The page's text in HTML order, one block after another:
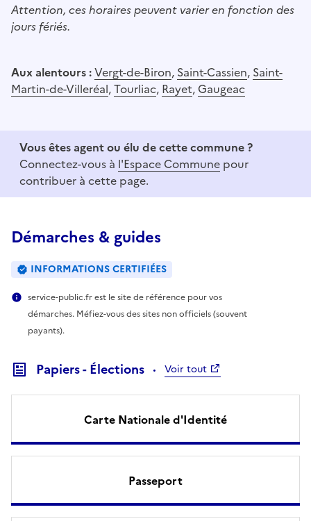
Attention, ces horaires peuvent varier en fonction des
jours fériés.
Aux alentours :Vergt-de-Biron, Saint-Cassien, Saint-
Martin-de-Villeréal,Tourliac, Rayet,Gaugeac
Vous êtes agent ou élu de cette commune ?
Connectez-vous à l'Espace Commune pour
contribuer à cette page.
Démarches & guides
INFORMATIONS CERTIFIÉES
service-public.fr est le site de référence pour vos
démarches. Méfiez-vous des sites non officiels (souvent
payants).
Papiers - Élections Voir tout
Carte Nationale d'Identité
Passeport